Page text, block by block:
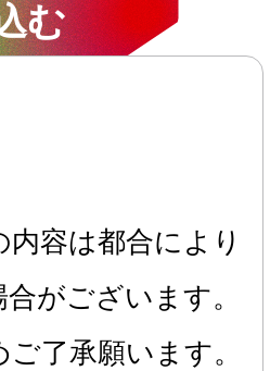
む
容は都合により
がございます。
了承願います。